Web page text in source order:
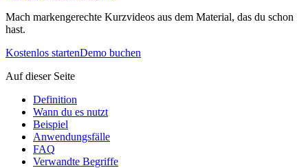
Mach markengerechte Kurzvideos aus dem Material, das du schon
hast.
Kostenlos startenDemo buchen
Auf dieser Seite
Definition
Wann du es nutzt
Beispiel
Anwendungsfälle
FAQ
Verwandte Begriffe